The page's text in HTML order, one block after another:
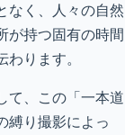
なく、人々の自然
が持つ固有の時間
ります。
て、この「一本道
縛り撮影によっ